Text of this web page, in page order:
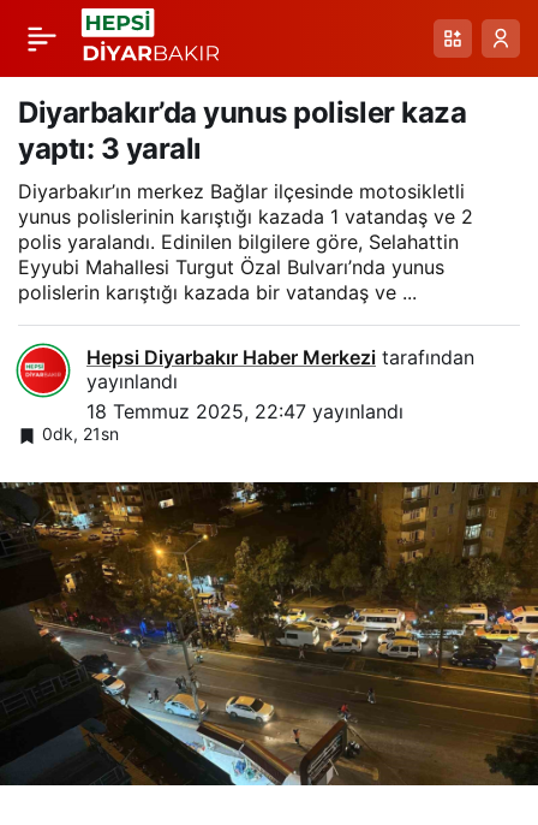
Diyarbakır’da yunus polisler kaza
yaptı: 3 yaralı
Diyarbakır’ın merkez Bağlar ilçesinde motosikletli
yunus polislerinin karıştığı kazada 1 vatandaş ve 2
polis yaralandı. Edinilen bilgilere göre, Selahattin
Eyyubi Mahallesi Turgut Özal Bulvarı’nda yunus
polislerin karıştığı kazada bir vatandaş ve ...
Hepsi Diyarbakır Haber Merkezi tarafından
yayınlandı
18 Temmuz 2025, 22:47 yayınlandı
0dk, 21sn
Yaz Spor Okulları 5 bin
850 çocuğun
katılımıyla başladı
Paylaş